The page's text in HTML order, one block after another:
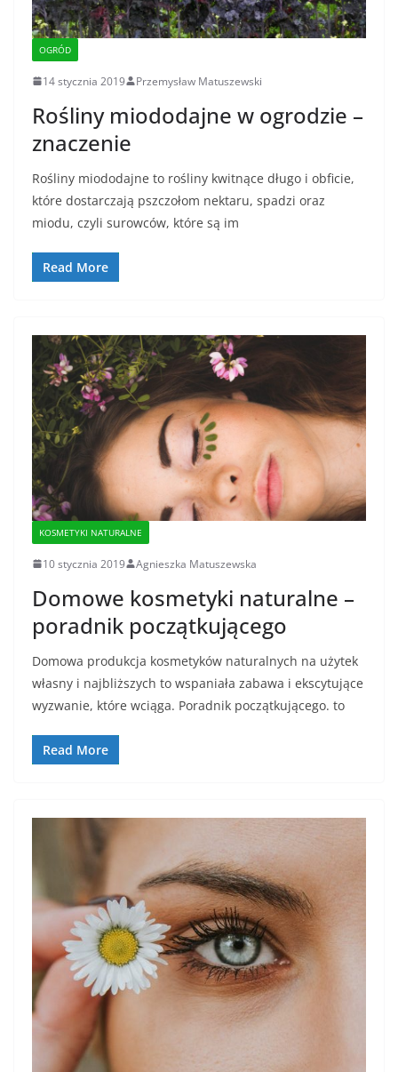
OGRÓD
14 stycznia 2019 Przemysław Matuszewski
Rośliny miododajne w ogrodzie –
znaczenie
Rośliny miododajne to rośliny kwitnące długo i obficie,
które dostarczają pszczołom nektaru, spadzi oraz
miodu, czyli surowców, które są im
Read More
KOSMETYKI NATURALNE
10 stycznia 2019 Agnieszka Matuszewska
Domowe kosmetyki naturalne –
poradnik początkującego
Domowa produkcja kosmetyków naturalnych na użytek
własny i najbliższych to wspaniała zabawa i ekscytujące
wyzwanie, które wciąga. Poradnik początkującego. to
Read More